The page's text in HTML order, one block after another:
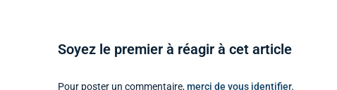
Soyez le premier à réagir à cet article
Pour poster un commentaire,merci de vous identifier.